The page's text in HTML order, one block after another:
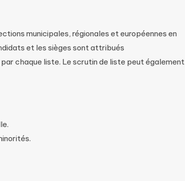
municipales, régionales et européennes en
et les sièges sont attribués
chaque liste. Le scrutin de liste peut également